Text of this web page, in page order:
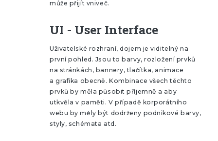
může přijít vniveč.
UI - User Interface
Uživatelské rozhraní, dojem je viditelný na
první pohled. Jsou to barvy, rozložení prvků
na stránkách, bannery, tlačítka, animace
a grafika obecně. Kombinace všech těchto
prvků by měla působit příjemně a aby
utkvěla v paměti. V případě korporátního
webu by měly být dodrženy podnikové barvy,
styly, schémata atd.